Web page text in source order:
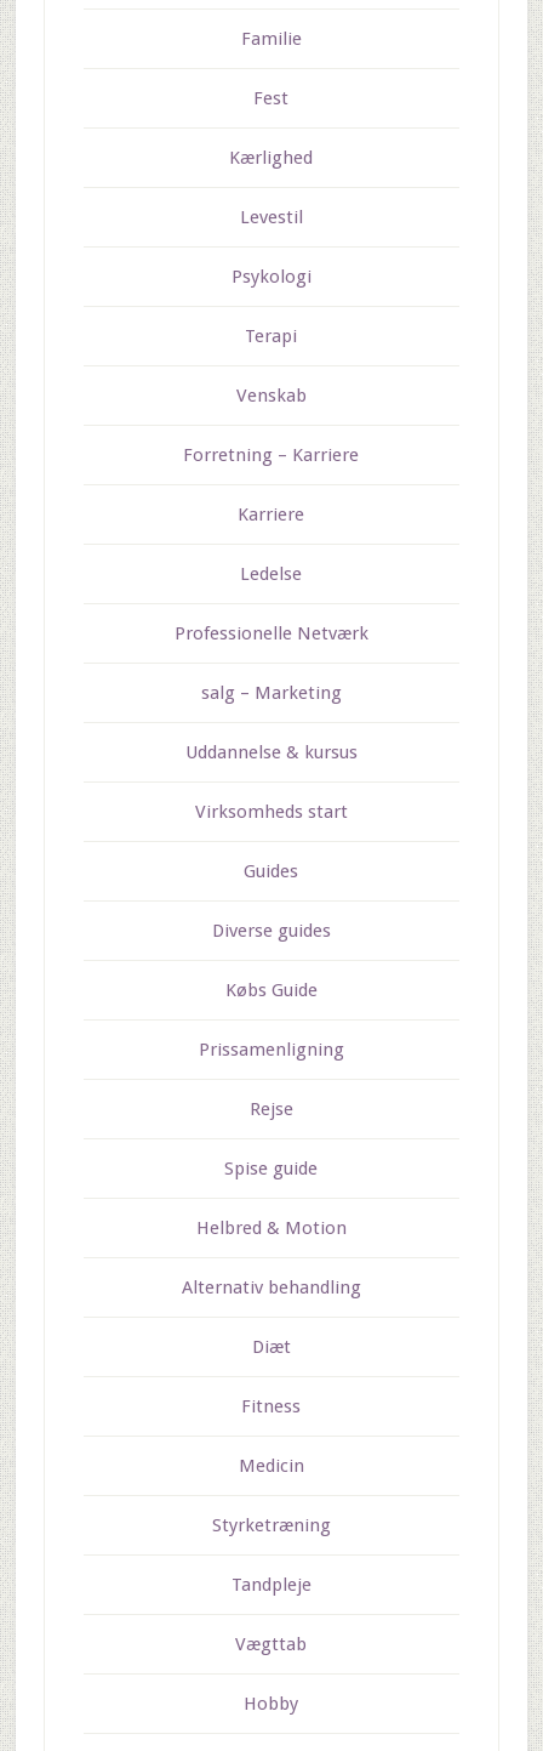
Familie
Fest
Kærlighed
Levestil
Psykologi
Terapi
Venskab
Forretning – Karriere
Karriere
Ledelse
Professionelle Netværk
salg – Marketing
Uddannelse & kursus
Virksomheds start
Guides
Diverse guides
Købs Guide
Prissamenligning
Rejse
Spise guide
Helbred & Motion
Alternativ behandling
Diæt
Fitness
Medicin
Styrketræning
Tandpleje
Vægttab
Hobby